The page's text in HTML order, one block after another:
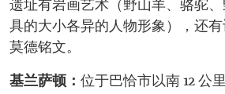
遗址有岩画艺术（野山羊、骆驼
具的大小各异的人物形象），还
莫德铭文。
基兰萨顿： 位于巴恰市以南 12 公